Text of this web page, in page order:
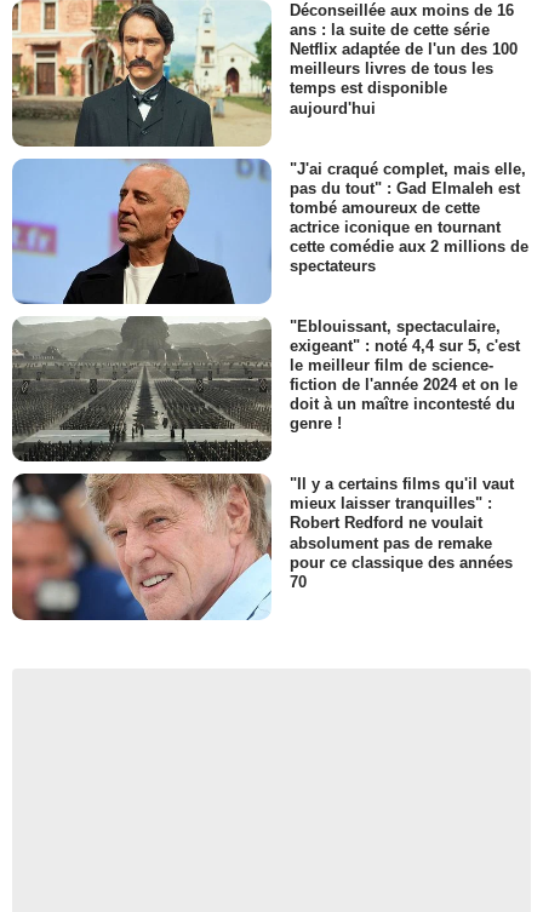
Déconseillée aux moins de 16
ans : la suite de cette série
Netflix adaptée de l'un des 100
meilleurs livres de tous les
temps est disponible
aujourd'hui
"J'ai craqué complet, mais elle,
pas du tout" : Gad Elmaleh est
tombé amoureux de cette
actrice iconique en tournant
cette comédie aux 2 millions de
spectateurs
"Eblouissant, spectaculaire,
exigeant" : noté 4,4 sur 5, c'est
le meilleur film de science-
fiction de l'année 2024 et on le
doit à un maître incontesté du
genre !
"Il y a certains films qu'il vaut
mieux laisser tranquilles" :
Robert Redford ne voulait
absolument pas de remake
pour ce classique des années
70